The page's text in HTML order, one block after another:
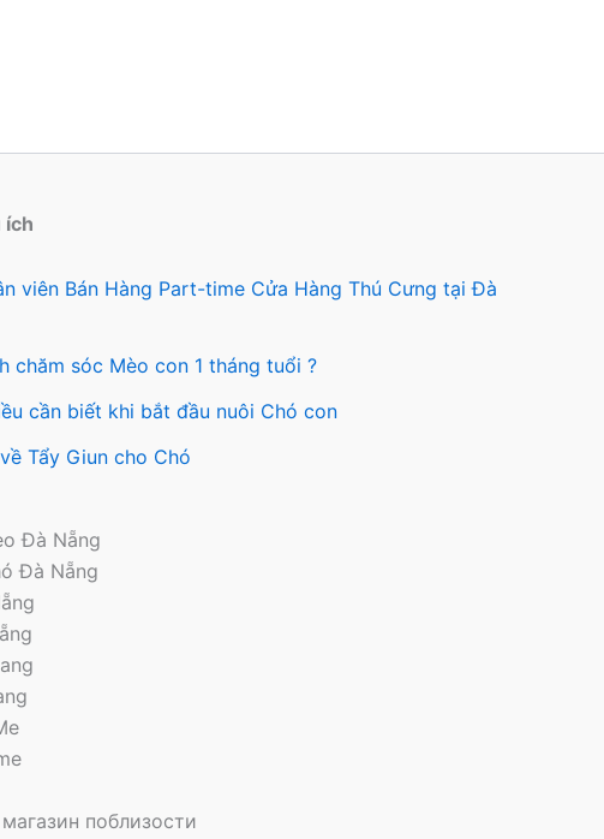
ích
viên Bán Hàng Part-time Cửa Hàng Thú Cưng tại Đà
chăm sóc Mèo con 1 tháng tuổi ?
cần biết khi bắt đầu nuôi Chó con
Tẩy Giun cho Chó
Đà Nẵng
Đà Nẵng
поблизости